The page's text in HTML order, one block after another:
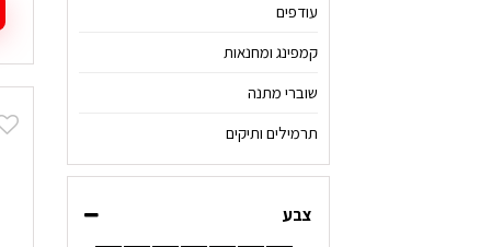
עודפים
קמפינג ומחנאות
שוברי מתנה
תרמילים ותיקים
צבע